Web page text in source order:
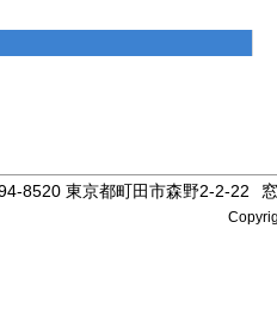
8520 東京都町田市森野2-2-22